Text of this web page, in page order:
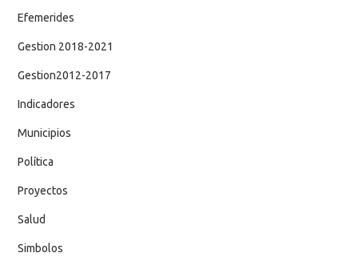
Efemerides
Gestion 2018-2021
Gestion2012-2017
Indicadores
Municipios
Política
Proyectos
Salud
Simbolos